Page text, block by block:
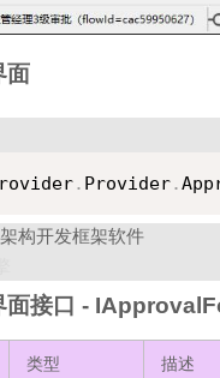
面
. Provider.
构开发框架软件
面接口 -
类型 描述